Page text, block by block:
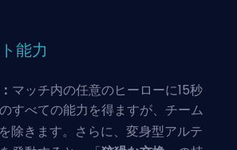
能力
マッチ内の任意のヒーローに15秒
すべての能力を得ますが、チーム
除きます。さらに、変身型アルテ